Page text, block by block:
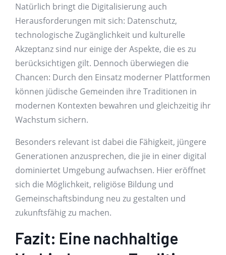
Natürlich bringt die Digitalisierung auch
Herausforderungen mit sich: Datenschutz,
technologische Zugänglichkeit und kulturelle
Akzeptanz sind nur einige der Aspekte, die es zu
berücksichtigen gilt. Dennoch überwiegen die
Chancen: Durch den Einsatz moderner Plattformen
können jüdische Gemeinden ihre Traditionen in
modernen Kontexten bewahren und gleichzeitig ihr
Wachstum sichern.
Besonders relevant ist dabei die Fähigkeit, jüngere
Generationen anzusprechen, die jie in einer digital
dominiertet Umgebung aufwachsen. Hier eröffnet
sich die Möglichkeit, religiöse Bildung und
Gemeinschaftsbindung neu zu gestalten und
zukunftsfähig zu machen.
Fazit: Eine nachhaltige